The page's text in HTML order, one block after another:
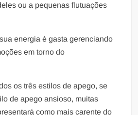
ou a pequenas flutuações
energia é gasta gerenciando
em torno do
os três estilos de apego, se
de apego ansioso, muitas
como mais carente do